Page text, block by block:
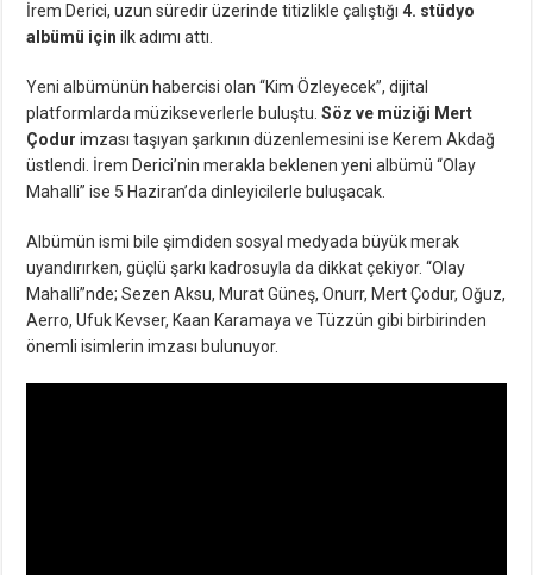
İrem Derici, uzun süredir üzerinde titizlikle çalıştığı4. stüdyo
albümü için ilk adımı attı.
Yeni albümünün habercisi olan “Kim Özleyecek”, dijital
platformlarda müzikseverlerle buluştu.Söz ve müziği Mert
Çodurimzası taşıyan şarkının düzenlemesini ise Kerem Akdağ
üstlendi. İrem Derici’nin merakla beklenen yeni albümü “Olay
Mahalli” ise 5 Haziran’da dinleyicilerle buluşacak.
Albümün ismi bile şimdiden sosyal medyada büyük merak
uyandırırken, güçlü şarkı kadrosuyla da dikkat çekiyor. “Olay
Mahalli”nde; Sezen Aksu, Murat Güneş, Onurr, Mert Çodur, Oğuz,
Aerro, Ufuk Kevser, Kaan Karamaya ve Tüzzün gibi birbirinden
önemli isimlerin imzası bulunuyor.